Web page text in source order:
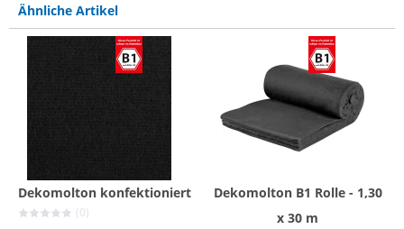
Ähnliche Artikel
Dekomolton konfektioniert
(0)
Dekomolton B1 Rolle - 1,30
x 30 m